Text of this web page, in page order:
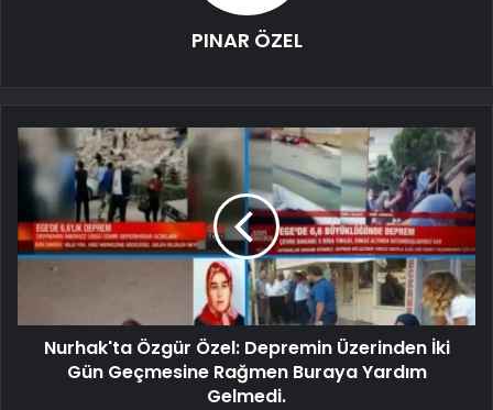
PINAR ÖZEL
Nurhak'ta Özgür Özel: Depremin Üzerinden İki
Gün Geçmesine Rağmen Buraya Yardım
Gelmedi.